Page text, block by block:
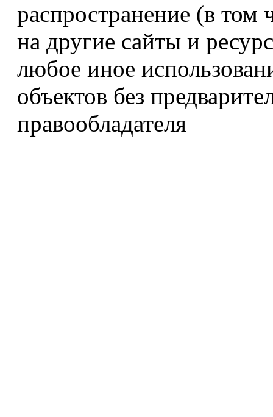
распространение (в том
на другие сайты и
любое иное
объектов без
правообладателя